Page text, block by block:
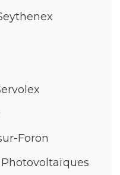
Foron